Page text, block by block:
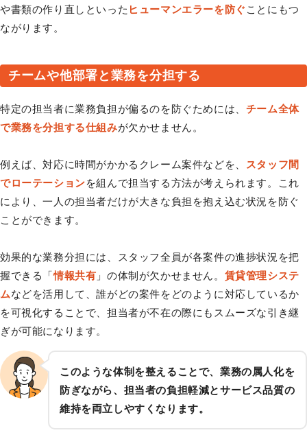
や書類の作り直しといった ヒューマンエラーを防ぐ ことにもつ
ながります。
チームや他部署と業務を分担する
特定の担当者に業務負担が偏るのを防ぐためには、 チーム全体
で業務を分担する仕組みが欠かせません。
例えば、対応に時間がかかるクレーム案件などを、
スタッフ間
でローテーションを組んで担当する方法が考えられます。これ
により、一人の担当者だけが大きな負担を抱え込む状況を防ぐ
ことができます。
効果的な業務分担には、スタッフ全員が各案件の進捗状況を把
握できる「情報共有 」の体制が欠かせません。 賃貸管理システ
ムなどを活用して、誰がどの案件をどのように対応しているか
を可視化することで、担当者が不在の際にもスムーズな引き継
ぎが可能になります。
このような体制を整えることで、業務の属人化を
防ぎながら、担当者の負担軽減とサービス品質の
維持を両立しやすくなります。